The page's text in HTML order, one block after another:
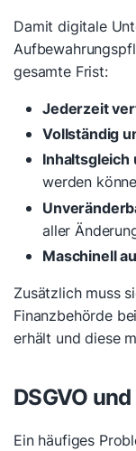
Damit digitale
gesamte Frist:
Jederzeit
Vollständig
werden
aller
Maschinell
Zusätzlich muss
Finanzbehörde
erhält und diese
DSGVO
Ein häufiges